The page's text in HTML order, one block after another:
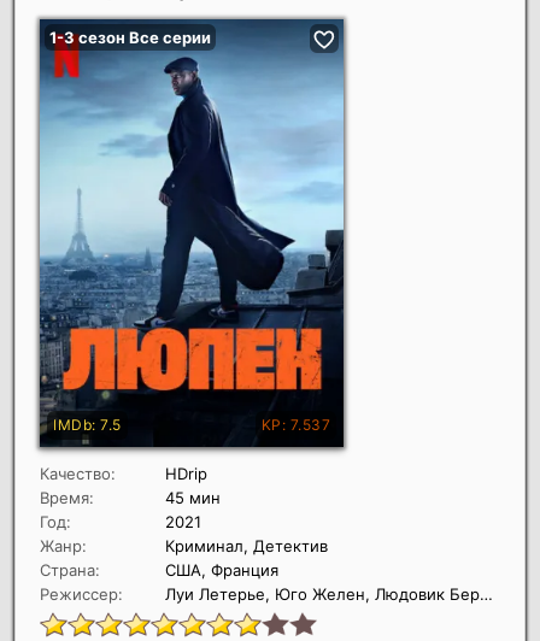
Качество:
HDrip
Время:
45 мин
Год:
2021
Жанр:
Криминал, Детектив
Страна:
США, Франция
Режиссер:
Луи Летерье, Юго Желен, Людовик Бернард